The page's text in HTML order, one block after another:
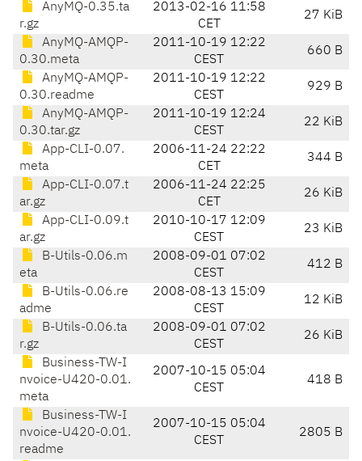
AnyMQ-0.35.ta
r.gz
2013-02-16 11:58
CET
27 KiB
AnyMQ-AMQP-
0.30.meta
2011-10-19 12:22
CEST
660 B
AnyMQ-AMQP-
0.30.readme
2011-10-19 12:22
CEST
929 B
AnyMQ-AMQP-
0.30.tar.gz
2011-10-19 12:24
CEST
22 KiB
App-CLI-0.07.
meta
2006-11-24 22:22
CET
344 B
App-CLI-0.07.t
ar.gz
2006-11-24 22:25
CET
26 KiB
App-CLI-0.09.t
ar.gz
2010-10-17 12:09
CEST
23 KiB
B-Utils-0.06.m
eta
2008-09-01 07:02
CEST
412 B
B-Utils-0.06.re
adme
2008-08-13 15:09
CEST
12 KiB
B-Utils-0.06.ta
r.gz
2008-09-01 07:02
CEST
26 KiB
Business-TW-I
nvoice-U420-0.01.
meta
2007-10-15 05:04
CEST
418 B
Business-TW-I
nvoice-U420-0.01.
readme
2007-10-15 05:04
CEST
2805 B